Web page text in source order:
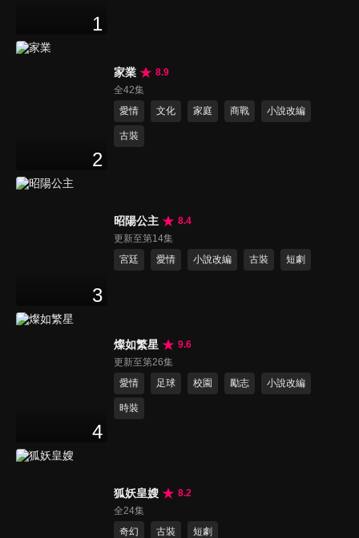
1
2
家業
8.9
全42集
愛情
文化 家庭 商戰 小說改編
古裝
3
昭陽公主
8.4
更新至第14集
宮廷
愛情 小說改編 古裝 短劇
4
燦如繁星
9.6
更新至第26集
愛情
足球 校園 勵志 小說改編
時裝
狐妖皇嫂
8.2
全24集
奇幻
古裝 短劇